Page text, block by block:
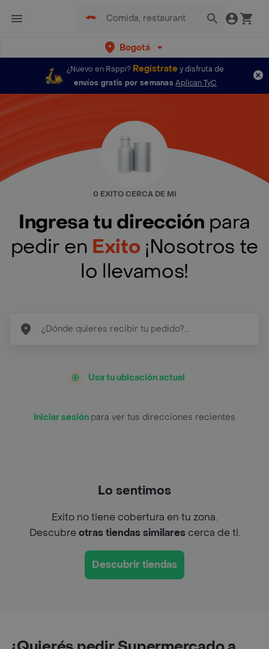
Bogotá
¿Nuevo en Rappi? Regístratey disfruta de
envíos gratis por semanas Aplican TyC
0 EXITO CERCA DE MI
Ingresa tu dirección para
pedir en Exito ¡Nosotros te
lo llevamos!
Usa tu ubicación actual
Iniciar sesión para ver tus direcciones recientes
Lo sentimos
Exito no tiene cobertura en tu zona.
Descubreotras tiendas similarescerca de ti.
Descubrir tiendas